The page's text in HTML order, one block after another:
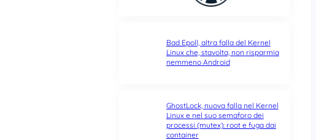
Bad Epoll, altra falla del Kernel
Linux che, stavolta, non risparmia
nemmeno Android
GhostLock, nuova falla nel Kernel
Linux e nel suo semaforo dei
processi (mutex): root e fuga dai
container